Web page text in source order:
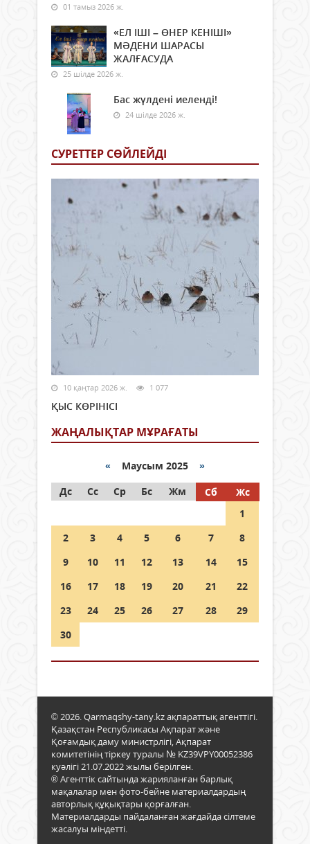
01 тамыз 2026 ж.
«ЕЛ ІШІ – ӨНЕР КЕНІШІ»
МӘДЕНИ ШАРАСЫ
ЖАЛҒАСУДА
25 шілде 2026 ж.
Бас жүлдені иеленді!
24 шілде 2026 ж.
СУРЕТТЕР СӨЙЛЕЙДI
10 қаңтар 2026 ж. 1 077
ҚЫС КӨРІНІСІ
ЖАҢАЛЫҚТАР МҰРАҒАТЫ
« Маусым 2025 »
Дс
Сс Ср Бс Жм Сб
Жс
1
2
3 4 5 6 7
8
9
10 11 12 13 14
15
16
17 18 19 20 21
22
23
24 25 26 27 28
29
30
© 2026. Qarmaqshy-tany.kz ақпараттық агенттігі.
Қазақстан Республикасы Ақпарат және
Қоғамдық даму министрлігі, Ақпарат
комитетінің тіркеу туралы № KZ39VPY00052386
куәлігі 21.07.2022 жылы берілген.
® Агенттік сайтында жарияланған барлық
мақалалар мен фото-бейне материалдардың
авторлық құқықтары қорғалған.
Материалдарды пайдаланған жағдайда сілтеме
жасалуы міндетті.